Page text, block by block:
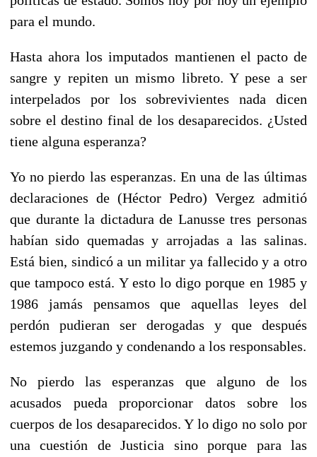
para el mundo.
Hasta ahora los imputados mantienen el pacto de
sangre y repiten un mismo libreto. Y pese a ser
interpelados por los sobrevivientes nada dicen
sobre el destino final de los desaparecidos. ¿Usted
tiene alguna esperanza?
Yo no pierdo las esperanzas. En una de las últimas
declaraciones de (Héctor Pedro) Vergez admitió
que durante la dictadura de Lanusse tres personas
habían sido quemadas y arrojadas a las salinas.
Está bien, sindicó a un militar ya fallecido y a otro
que tampoco está. Y esto lo digo porque en 1985 y
1986 jamás pensamos que aquellas leyes del
perdón pudieran ser derogadas y que después
estemos juzgando y condenando a los responsables.
No pierdo las esperanzas que alguno de los
acusados pueda proporcionar datos sobre los
cuerpos de los desaparecidos. Y lo digo no solo por
una cuestión de Justicia sino porque para las